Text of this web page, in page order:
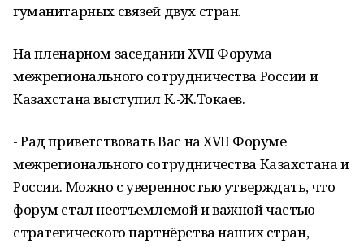
гуманитарных связей двух стран.
На пленарном заседании XVII Форума
межрегионального сотрудничества России и
Казахстана выступил К.-Ж.Токаев.
- Рад приветствовать Вас на XVII Форуме
межрегионального сотрудничества Казахстана и
России. Можно с уверенностью утверждать, что
форум стал неотъемлемой и важной частью
стратегического партнёрства наших стран,